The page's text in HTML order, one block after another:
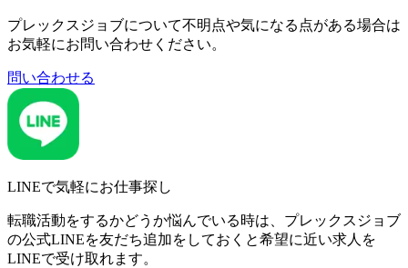
プレックスジョブについて不明点や気になる点がある場合は
お気軽にお問い合わせください。
問い合わせる
LINEで気軽にお仕事探し
転職活動をするかどうか悩んでいる時は、プレックスジョブ
の公式LINEを友だち追加をしておくと希望に近い求人を
LINEで受け取れます。